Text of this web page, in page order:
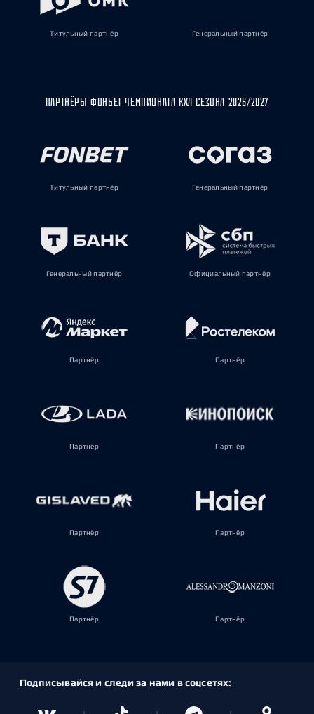
Титульный партнёр Генеральный партнёр
ПАРТНЁРЫ ФОНБЕТ ЧЕМПИОНАТА КХЛ СЕЗОНА 2026/2027
Титульный партнёр Генеральный партнёр
Генеральный партнёр Официальный партнёр
Партнёр Партнёр
Партнёр Партнёр
Партнёр Партнёр
Партнёр Партнёр
Подписывайся и следи за нами в соцсетях: